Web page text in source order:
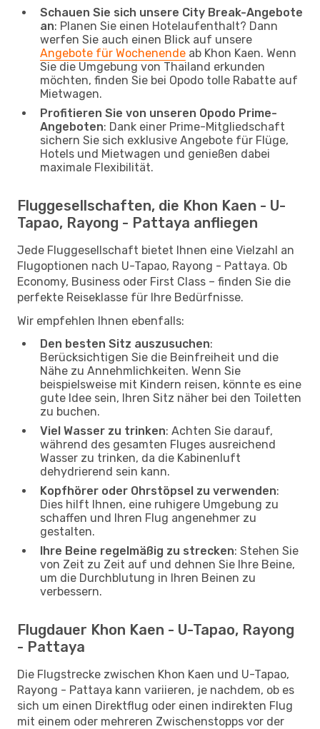
Schauen Sie sich unsere City Break-Angebote
an: Planen Sie einen Hotelaufenthalt? Dann
werfen Sie auch einen Blick auf unsere
Angebote für Wochenende ab Khon Kaen. Wenn
Sie die Umgebung von Thailand erkunden
möchten, finden Sie bei Opodo tolle Rabatte auf
Mietwagen.
Profitieren Sie von unseren Opodo Prime-
Angeboten: Dank einer Prime-Mitgliedschaft
sichern Sie sich exklusive Angebote für Flüge,
Hotels und Mietwagen und genießen dabei
maximale Flexibilität.
Fluggesellschaften, die Khon Kaen - U-
Tapao, Rayong - Pattaya anfliegen
Jede Fluggesellschaft bietet Ihnen eine Vielzahl an
Flugoptionen nach U-Tapao, Rayong - Pattaya. Ob
Economy, Business oder First Class – finden Sie die
perfekte Reiseklasse für Ihre Bedürfnisse.
Wir empfehlen Ihnen ebenfalls:
Den besten Sitz auszusuchen:
Berücksichtigen Sie die Beinfreiheit und die
Nähe zu Annehmlichkeiten. Wenn Sie
beispielsweise mit Kindern reisen, könnte es eine
gute Idee sein, Ihren Sitz näher bei den Toiletten
zu buchen.
Viel Wasser zu trinken: Achten Sie darauf,
während des gesamten Fluges ausreichend
Wasser zu trinken, da die Kabinenluft
dehydrierend sein kann.
Kopfhörer oder Ohrstöpsel zu verwenden:
Dies hilft Ihnen, eine ruhigere Umgebung zu
schaffen und Ihren Flug angenehmer zu
gestalten.
Ihre Beine regelmäßig zu strecken: Stehen Sie
von Zeit zu Zeit auf und dehnen Sie Ihre Beine,
um die Durchblutung in Ihren Beinen zu
verbessern.
Flugdauer Khon Kaen - U-Tapao, Rayong
- Pattaya
Die Flugstrecke zwischen Khon Kaen und U-Tapao,
Rayong - Pattaya kann variieren, je nachdem, ob es
sich um einen Direktflug oder einen indirekten Flug
mit einem oder mehreren Zwischenstopps vor der